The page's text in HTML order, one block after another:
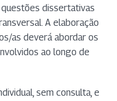
questões dissertativas
A elaboração
as deverá abordar os
ao longo de
sem consulta, e